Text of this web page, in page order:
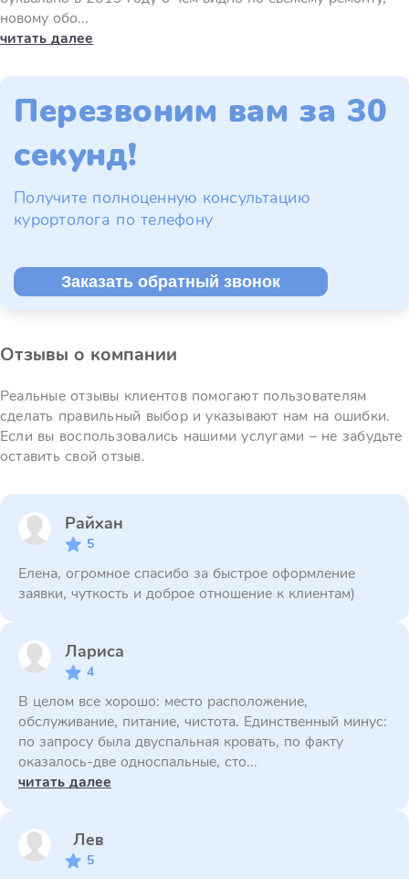
новому обо...
читать далее
Перезвоним вам за 30
секунд!
Получите полноценную консультацию
курортолога по телефону
Заказать обратный звонок
Отзывы о компании
Реальные отзывы клиентов помогают пользователям
сделать правильный выбор и указывают нам на ошибки.
Если вы воспользовались нашими услугами – не забудьте
оставить свой отзыв.
Райхан
5
Елена, огромное спасибо за быстрое оформление
заявки, чуткость и доброе отношение к клиентам)
Лариса
4
В целом все хорошо: место расположение,
обслуживание, питание, чистота. Единственный минус:
по запросу была двуспальная кровать, по факту
оказалось-две односпальные, сто...
читать далее
Лев
5